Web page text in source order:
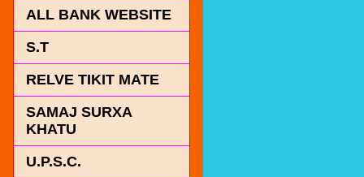
ALL BANK WEBSITE
S.T
RELVE TIKIT MATE
SAMAJ SURXA
KHATU
U.P.S.C.